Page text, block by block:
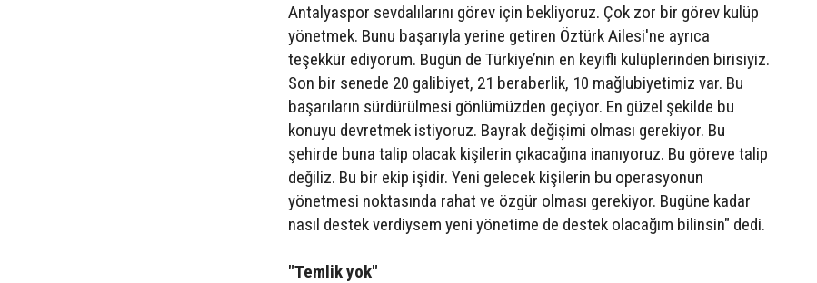
Antalyaspor sevdalılarını görev için bekliyoruz. Çok zor bir görev kulüp
yönetmek. Bunu başarıyla yerine getiren Öztürk Ailesi'ne ayrıca
teşekkür ediyorum. Bugün de Türkiye’nin en keyifli kulüplerinden birisiyiz.
Son bir senede 20 galibiyet, 21 beraberlik, 10 mağlubiyetimiz var. Bu
başarıların sürdürülmesi gönlümüzden geçiyor. En güzel şekilde bu
konuyu devretmek istiyoruz. Bayrak değişimi olması gerekiyor. Bu
şehirde buna talip olacak kişilerin çıkacağına inanıyoruz. Bu göreve talip
değiliz. Bu bir ekip işidir. Yeni gelecek kişilerin bu operasyonun
yönetmesi noktasında rahat ve özgür olması gerekiyor. Bugüne kadar
nasıl destek verdiysem yeni yönetime de destek olacağım bilinsin" dedi.
"Temlik yok"